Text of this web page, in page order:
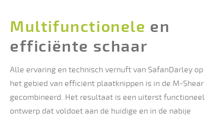
Multifunctionele en
efficiënte schaar
Alle ervaring en technisch vernuft van SafanDarley op
het gebied van efficiënt plaatknippen is in de M-Shear
gecombineerd. Het resultaat is een uiterst functioneel
ontwerp dat voldoet aan de huidige en in de nabije